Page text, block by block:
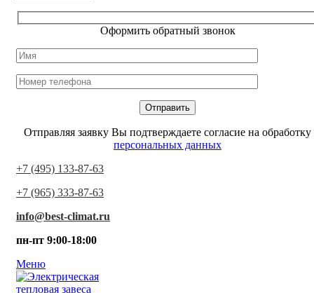
Оформить обратный звонок
Отправляя заявку Вы подтверждаете согласие на обработку
персональных данных
+7 (495) 133-87-63
+7 (965) 333-87-63
info@best-climat.ru
пн-пт 9:00-18:00
Меню